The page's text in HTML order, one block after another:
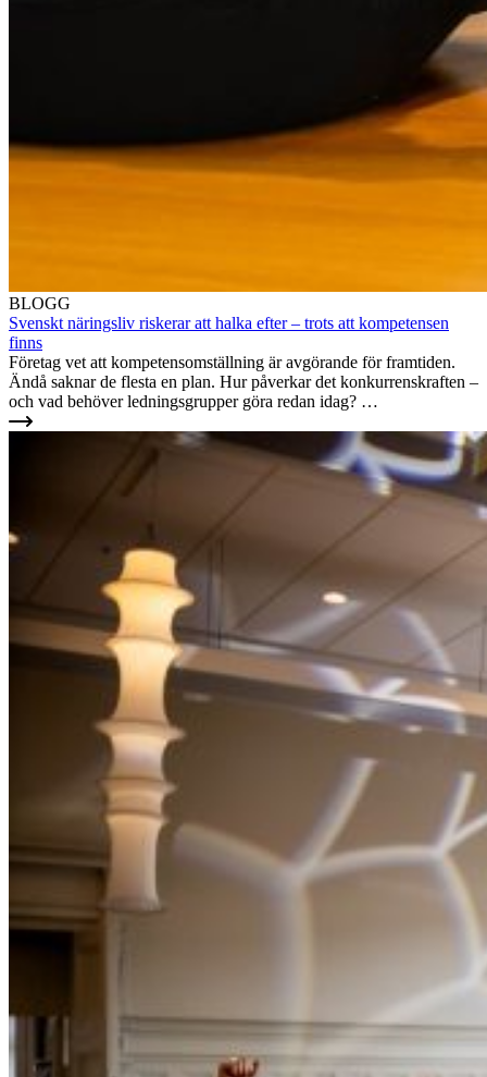
BLOGG
Svenskt näringsliv riskerar att halka efter – trots att kompetensen
finns
Företag vet att kompetensomställning är avgörande för framtiden.
Ändå saknar de flesta en plan. Hur påverkar det konkurrenskraften –
och vad behöver ledningsgrupper göra redan idag? …